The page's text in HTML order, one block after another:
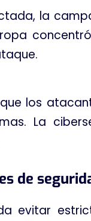
la
.
los
. La
de
evitar